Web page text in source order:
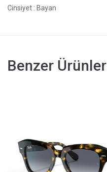
Cinsiyet : Bayan
Benzer Ürünler